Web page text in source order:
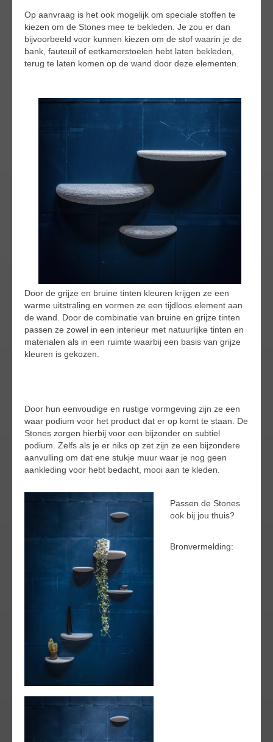
Op aanvraag is het ook mogelijk om speciale stoffen te
kiezen om de Stones mee te bekleden. Je zou er dan
bijvoorbeeld voor kunnen kiezen om de stof waarin je de
bank, fauteuil of eetkamerstoelen hebt laten bekleden,
terug te laten komen op de wand door deze elementen.
Door de grijze en bruine tinten kleuren krijgen ze een
warme uitstraling en vormen ze een tijdloos element aan
de wand. Door de combinatie van bruine en grijze tinten
passen ze zowel in een interieur met natuurlijke tinten en
materialen als in een ruimte waarbij een basis van grijze
kleuren is gekozen.
Door hun eenvoudige en rustige vormgeving zijn ze een
waar podium voor het product dat er op komt te staan. De
Stones zorgen hierbij voor een bijzonder en subtiel
podium. Zelfs als je er niks op zet zijn ze een bijzondere
aanvulling om dat ene stukje muur waar je nog geen
aankleding voor hebt bedacht, mooi aan te kleden.
Passen de Stones
ook bij jou thuis?
Bronvermelding: